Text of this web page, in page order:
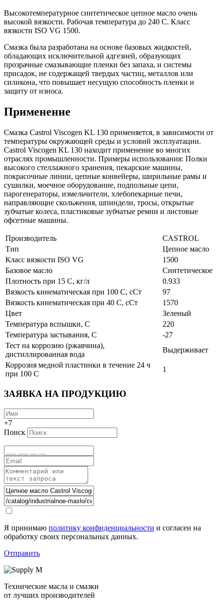
Высокотемпературное синтетическое цепное масло очень
высокой вязкости. Рабочая температура до 240 С. Класс
вязкости ISO VG 1500.
Смазка была разработана на основе базовых жидкостей,
обладающих исключительной адгезией, образующих
прозрачные смазывающие пленки без запаха, и системы
присадок, не содержащей твердых частиц, металлов или
силикона, что повышает несущую способность пленки и
защиту от износа.
Применение
Смазка Castrol Viscogen KL 130 применяется, в зависимости от
температуры окружающей среды и условий эксплуатации.
Castrol Viscogen KL 130 находит применение во многих
отраслях промышленности. Примеры использования: Полки
высокого стеллажного хранения, пекарские машины,
покрасочные линии, цепные конвейеры, ширильные рамы и
сушилки, моечное оборудование, подпольные цепи,
парогенераторы, измельчители, хлебопекарные печи,
направляющие скольжения, шпиндели, тросы, открытые
зубчатые колеса, пластиковые зубчатые ремни и листовые
офсетные машины.
Производитель
CASTROL
Тип
Цепное масло
Класс вязкости ISO VG
1500
Базовое масло
Синтетическое
Плотность при 15 С, кг/л
0.933
Вязкость кинематическая при 100 С, сСт
97
Вязкость кинематическая при 40 С, сСт
1570
Цвет
Зеленый
Температура вспышки, С
220
Температура застывания, С
-27
Тест на коррозию (ржавчина),
дистиллированная вода
Выдерживает
Коррозия медной пластинки в течение 24 ч
при 100 C
1
ЗАЯВКА НА ПРОДУКЦИЮ
+7
Поиск
Я принимаю политику конфиденциальности и согласен на
обработку своих персональных данных.
Отправить
Технические масла и смазки
от лучших производителей